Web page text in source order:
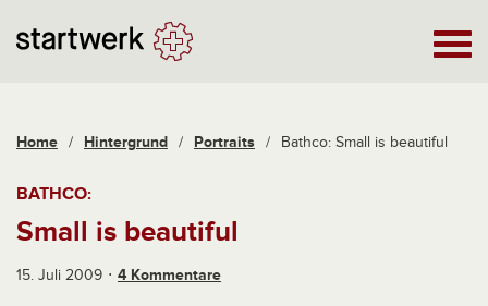
Home / Hintergrund / Portraits / Bathco: Small is beautiful
BATHCO:
Small is beautiful
15. Juli 2009 4 Kommentare